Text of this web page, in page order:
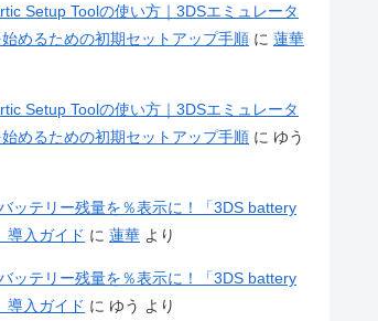
Setup Toolの使い方｜3DSエミュレータ
めるための初期セットアップ手順 に 蓮華
Setup Toolの使い方｜3DSエミュレータ
めるための初期セットアップ手順 に ゆう
バッテリー残量を％表示に！「3DS battery
導入ガイド に 蓮華 より
バッテリー残量を％表示に！「3DS battery
導入ガイド に ゆう より